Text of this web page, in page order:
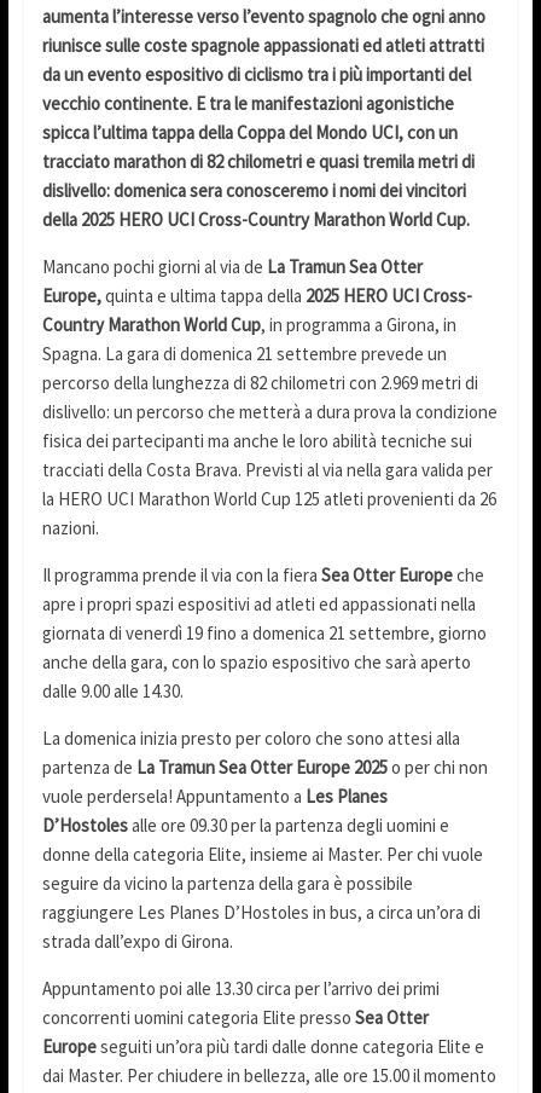
aumenta l’interesse verso l’evento spagnolo che ogni anno
riunisce sulle coste spagnole appassionati ed atleti attratti
da un evento espositivo di ciclismo tra i più importanti del
vecchio continente. E tra le manifestazioni agonistiche
spicca l’ultima tappa della Coppa del Mondo UCI, con un
tracciato marathon di 82 chilometri e quasi tremila metri di
dislivello: domenica sera conosceremo i nomi dei vincitori
della 2025 HERO UCI Cross-Country Marathon World Cup.
Mancano pochi giorni al via de La Tramun Sea Otter
Europe,quinta e ultima tappa della 2025 HERO UCI Cross-
Country Marathon World Cup, in programma a Girona, in
Spagna. La gara di domenica 21 settembre prevede un
percorso della lunghezza di 82 chilometri con 2.969 metri di
dislivello: un percorso che metterà a dura prova la condizione
fisica dei partecipanti ma anche le loro abilità tecniche sui
tracciati della Costa Brava. Previsti al via nella gara valida per
la HERO UCI Marathon World Cup 125 atleti provenienti da 26
nazioni.
Il programma prende il via con la fiera Sea Otter Europeche
apre i propri spazi espositivi ad atleti ed appassionati nella
giornata di venerdì 19 fino a domenica 21 settembre, giorno
anche della gara, con lo spazio espositivo che sarà aperto
dalle 9.00 alle 14.30.
La domenica inizia presto per coloro che sono attesi alla
partenza de La Tramun Sea Otter Europe 2025o per chi non
vuole perdersela! Appuntamento a Les Planes
D’Hostolesalle ore 09.30 per la partenza degli uomini e
donne della categoria Elite, insieme ai Master. Per chi vuole
seguire da vicino la partenza della gara è possibile
raggiungere Les Planes D’Hostoles in bus, a circa un’ora di
strada dall’expo di Girona.
Appuntamento poi alle 13.30 circa per l’arrivo dei primi
concorrenti uomini categoria Elite presso Sea Otter
Europeseguiti un’ora più tardi dalle donne categoria Elite e
dai Master. Per chiudere in bellezza, alle ore 15.00 il momento